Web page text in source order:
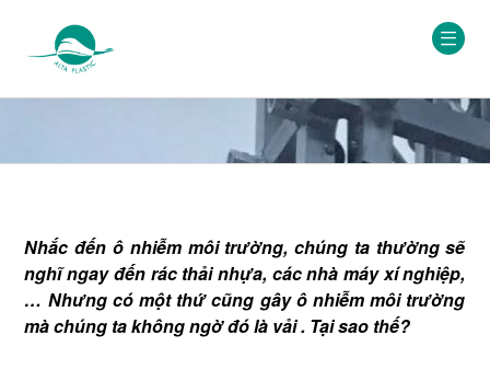
Nhắc đến ô nhiễm môi trường, chúng ta thường sẽ
nghĩ ngay đến rác thải nhựa, các nhà máy xí nghiệp,
… Nhưng có một thứ cũng gây ô nhiễm môi trường
mà chúng ta không ngờ đó là vải . Tại sao thế?